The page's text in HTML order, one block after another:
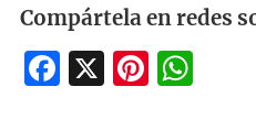
Compártela en redes
Facebook
X